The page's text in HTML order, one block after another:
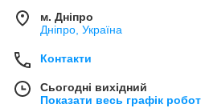
м. Дніпро
Дніпро, Україна
Контакти
Сьогодні вихідний
Показати весь графік